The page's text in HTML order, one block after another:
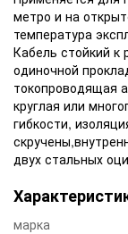
метро и на
температура
Кабель стойкий к
одиночной
токопроводящая
круглая или
гибкости,
двух стальных
марка